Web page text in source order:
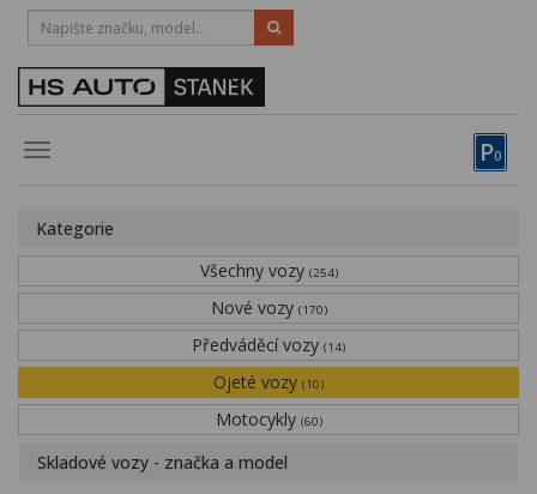
P0
Toggle
HOTLINE:
STRAKONICE-383 335 366
Obytné vozy
Financování
Novinky
Kategorie
Všechny vozy (254)
Nové vozy (170)
Předváděcí vozy (14)
Ojeté vozy (10)
Motocykly (60)
Skladové vozy - značka a model